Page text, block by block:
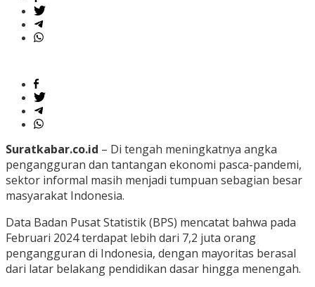
Suratkabar.co.id – Di tengah meningkatnya angka
pengangguran dan tantangan ekonomi pasca-pandemi,
sektor informal masih menjadi tumpuan sebagian besar
masyarakat Indonesia.
Data Badan Pusat Statistik (BPS) mencatat bahwa pada
Februari 2024 terdapat lebih dari 7,2 juta orang
pengangguran di Indonesia, dengan mayoritas berasal
dari latar belakang pendidikan dasar hingga menengah.